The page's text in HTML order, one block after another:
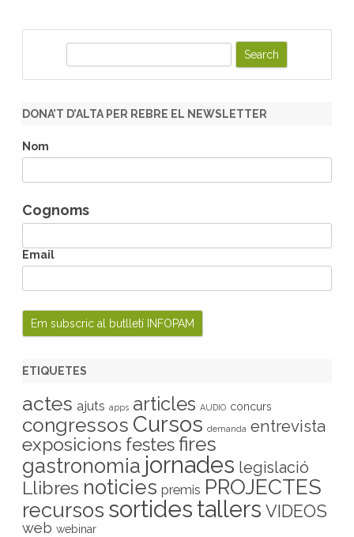
r
h
DONA’T D’ALTA PER REBRE EL NEWSLETTER
Nom
Cognoms
Email
ETIQUETES
actes ajuts apps articles AUDIO concurs
congressos Cursos demanda entrevista
exposicions festesfires
gastronomia jornades legislació
Llibres noticies premis PROJECTES
recursos sortides tallers VIDEOS
web webinar